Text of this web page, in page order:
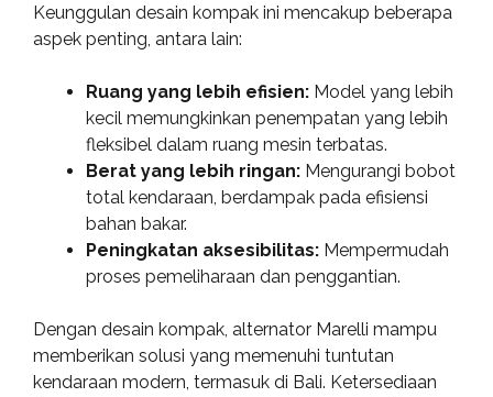
Keunggulan desain kompak ini mencakup beberapa
aspek penting, antara lain:
Ruang yang lebih efisien: Model yang lebih
kecil memungkinkan penempatan yang lebih
fleksibel dalam ruang mesin terbatas.
Berat yang lebih ringan: Mengurangi bobot
total kendaraan, berdampak pada efisiensi
bahan bakar.
Peningkatan aksesibilitas: Mempermudah
proses pemeliharaan dan penggantian.
Dengan desain kompak, alternator Marelli mampu
memberikan solusi yang memenuhi tuntutan
kendaraan modern, termasuk di Bali. Ketersediaan